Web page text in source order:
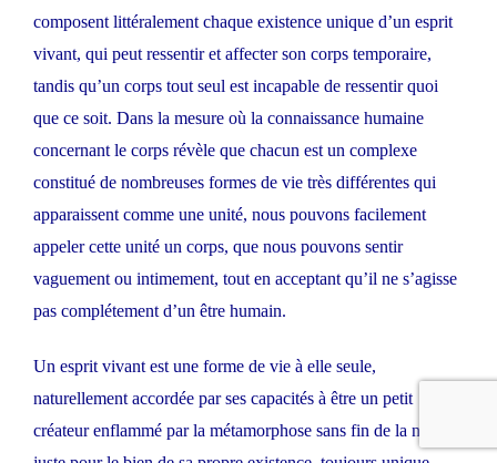
composent littéralement chaque existence unique d’un esprit
vivant, qui peut ressentir et affecter son corps temporaire,
tandis qu’un corps tout seul est incapable de ressentir quoi
que ce soit. Dans la mesure où la connaissance humaine
concernant le corps révèle que chacun est un complexe
constitué de nombreuses formes de vie très différentes qui
apparaissent comme une unité, nous pouvons facilement
appeler cette unité un corps, que nous pouvons sentir
vaguement ou intimement, tout en acceptant qu’il ne s’agisse
pas complétement d’un être humain.
Un esprit vivant est une forme de vie à elle seule,
naturellement accordée par ses capacités à être un petit
créateur enflammé par la métamorphose sans fin de la nature,